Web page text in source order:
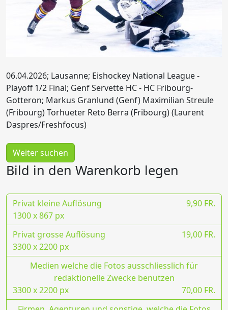
06.04.2026; Lausanne; Eishockey National League -
Playoff 1/2 Final; Genf Servette HC - HC Fribourg-
Gotteron; Markus Granlund (Genf) Maximilian Streule
(Fribourg) Torhueter Reto Berra (Fribourg) (Laurent
Daspres/Freshfocus)
Weiter suchen
Bild in den Warenkorb legen
Privat kleine Auflösung
9,90 FR.
1300 x 867 px
Privat grosse Auflösung
19,00 FR.
3300 x 2200 px
Medien welche die Fotos ausschliesslich für
redaktionelle Zwecke benutzen
70,00 FR.
3300 x 2200 px